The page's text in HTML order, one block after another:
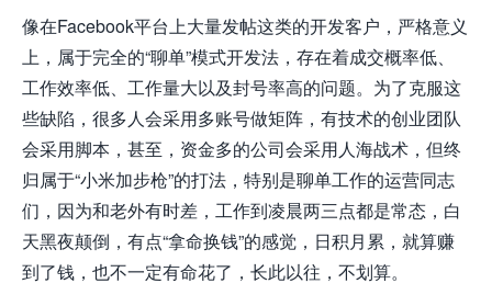
像在Facebook平台上大量发帖这类的开发客户，严格意义
上，属于完全的“聊单”模式开发法，存在着成交概率低、
工作效率低、工作量大以及封号率高的问题。为了克服这
些缺陷，很多人会采用多账号做矩阵，有技术的创业团队
会采用脚本，甚至，资金多的公司会采用人海战术，但终
归属于“小米加步枪”的打法，特别是聊单工作的运营同志
们，因为和老外有时差，工作到凌晨两三点都是常态，白
天黑夜颠倒，有点“拿命换钱”的感觉，日积月累，就算赚
到了钱，也不一定有命花了，长此以往，不划算。